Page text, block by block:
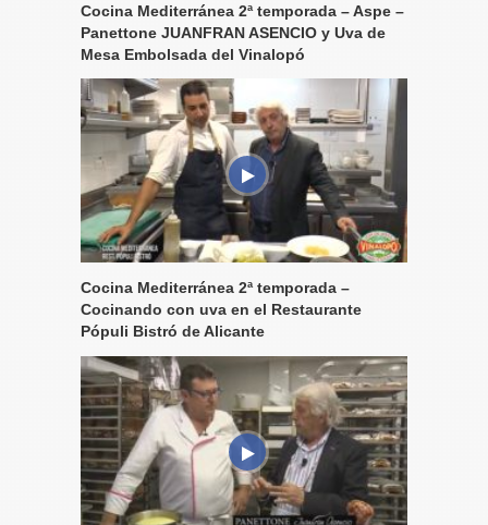
Cocina Mediterránea 2ª temporada – Aspe –
Panettone JUANFRAN ASENCIO y Uva de
Mesa Embolsada del Vinalopó
Cocina Mediterránea 2ª temporada –
Cocinando con uva en el Restaurante
Pópuli Bistró de Alicante